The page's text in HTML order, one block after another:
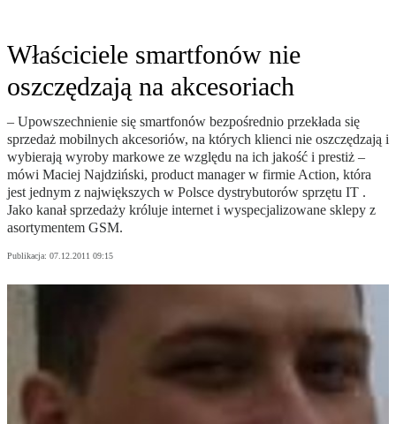
Właściciele smartfonów nie
oszczędzają na akcesoriach
– Upowszechnienie się smartfonów bezpośrednio przekłada się
sprzedaż mobilnych akcesoriów, na których klienci nie oszczędzają i
wybierają wyroby markowe ze względu na ich jakość i prestiż –
mówi Maciej Najdziński, product manager w firmie Action, która
jest jednym z największych w Polsce dystrybutorów sprzętu IT .
Jako kanał sprzedaży króluje internet i wyspecjalizowane sklepy z
asortymentem GSM.
Publikacja: 07.12.2011 09:15